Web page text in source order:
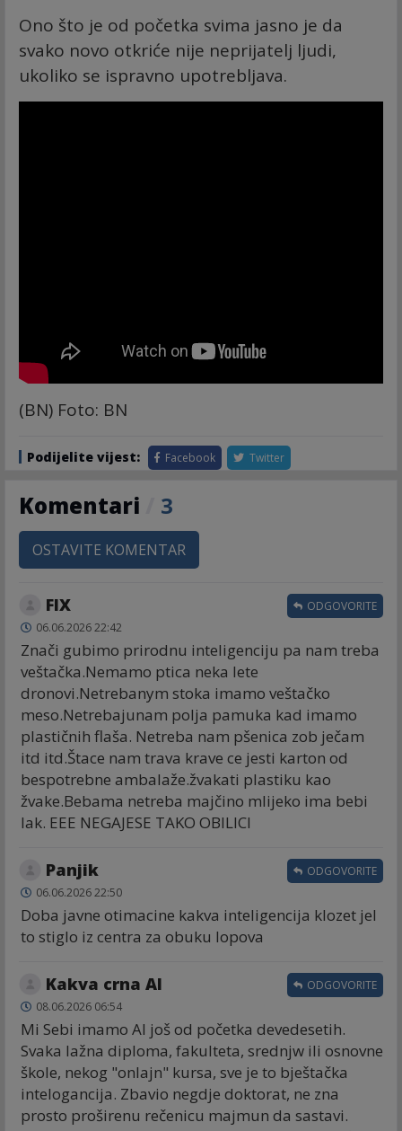
Ono što je od početka svima jasno je da
svako novo otkriće nije neprijatelj ljudi,
ukoliko se ispravno upotrebljava.
(BN) Foto: BN
Podijelite vijest: Facebook Twitter
Komentari 3
OSTAVITE KOMENTAR
FIX
06.06.2026 22:42
Znači gubimo prirodnu inteligenciju pa nam treba
veštačka.Nemamo ptica neka lete
dronovi.Netrebanym stoka imamo veštačko
meso.Netrebajunam polja pamuka kad imamo
plastičnih flaša. Netreba nam pšenica zob ječam
itd itd.Štace nam trava krave ce jesti karton od
bespotrebne ambalaže.žvakati plastiku kao
žvake.Bebama netreba majčino mlijeko ima bebi
lak. EEE NEGAJESE TAKO OBILICI
ODGOVORITE
Panjik
06.06.2026 22:50
Doba javne otimacine kakva inteligencija klozet jel
to stiglo iz centra za obuku lopova
ODGOVORITE
Kakva crna AI
08.06.2026 06:54
Mi Sebi imamo AI još od početka devedesetih.
Svaka lažna diploma, fakulteta, srednjw ili osnovne
škole, nekog "onlajn" kursa, sve je to bještačka
intelogancija. Zbavio negdje doktorat, ne zna
prosto proširenu rečenicu majmun da sastavi.
ODGOVORITE